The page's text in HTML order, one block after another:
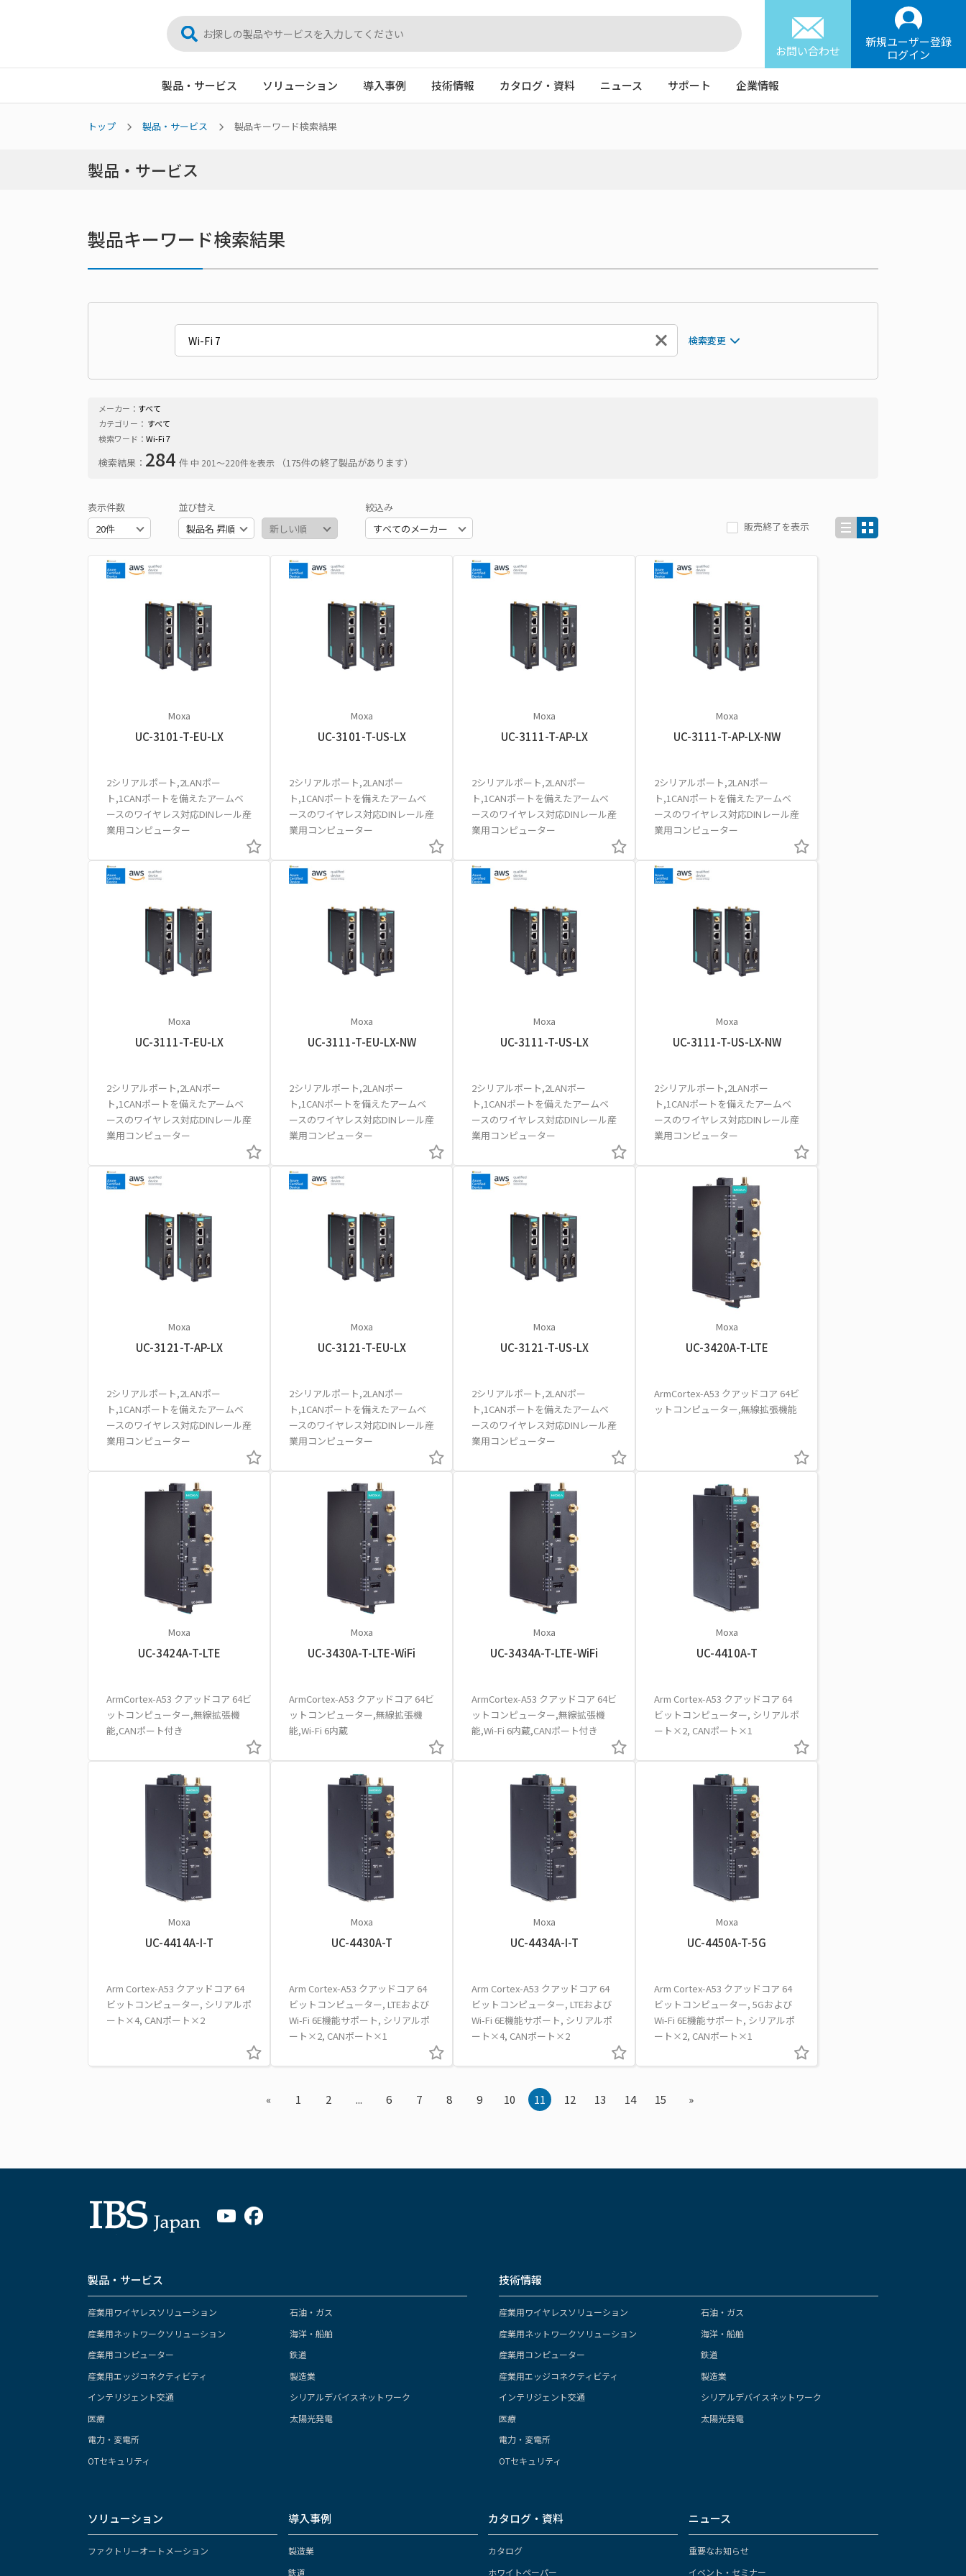
お問い合わせ
新規ユーザー登録
ログイン
製品・サービス ソリューション 導入事例 技術情報 カタログ・資料 ニュース サポート 企業情報
トップ 製品・サービス 製品キーワード検索結果
製品・サービス
製品キーワード検索結果
検索変更
メーカー： すべて
カテゴリー： すべて
検索ワード： Wi-Fi 7
検索結果： 284 件 中 201〜220件を表示 （175件の終了製品があります）
表示件数 並び替え
絞込み
販売終了を表示
Moxa
UC-3101-T-EU-LX
2シリアルポート,2LANポー
ト,1CANポートを備えたアームベ
ースのワイヤレス対応DINレール産
業用コンピューター
Moxa
UC-3101-T-US-LX
2シリアルポート,2LANポー
ト,1CANポートを備えたアームベ
ースのワイヤレス対応DINレール産
業用コンピューター
Moxa
UC-3111-T-AP-LX
2シリアルポート,2LANポー
ト,1CANポートを備えたアームベ
ースのワイヤレス対応DINレール産
業用コンピューター
Moxa
UC-3111-T-AP-LX-NW
2シリアルポート,2LANポー
ト,1CANポートを備えたアームベ
ースのワイヤレス対応DINレール産
業用コンピューター
Moxa
UC-3111-T-EU-LX
2シリアルポート,2LANポー
ト,1CANポートを備えたアームベ
ースのワイヤレス対応DINレール産
業用コンピューター
Moxa
UC-3111-T-EU-LX-NW
2シリアルポート,2LANポー
ト,1CANポートを備えたアームベ
ースのワイヤレス対応DINレール産
業用コンピューター
Moxa
UC-3111-T-US-LX
2シリアルポート,2LANポー
ト,1CANポートを備えたアームベ
ースのワイヤレス対応DINレール産
業用コンピューター
Moxa
UC-3111-T-US-LX-NW
2シリアルポート,2LANポー
ト,1CANポートを備えたアームベ
ースのワイヤレス対応DINレール産
業用コンピューター
Moxa
UC-3121-T-AP-LX
2シリアルポート,2LANポー
ト,1CANポートを備えたアームベ
ースのワイヤレス対応DINレール産
業用コンピューター
Moxa
UC-3121-T-EU-LX
2シリアルポート,2LANポー
ト,1CANポートを備えたアームベ
ースのワイヤレス対応DINレール産
業用コンピューター
Moxa
UC-3121-T-US-LX
2シリアルポート,2LANポー
ト,1CANポートを備えたアームベ
ースのワイヤレス対応DINレール産
業用コンピューター
Moxa
UC-3420A-T-LTE
ArmCortex-A53 クアッドコア 64ビ
ットコンピューター,無線拡張機能
Moxa
UC-3424A-T-LTE
ArmCortex-A53 クアッドコア 64ビ
ットコンピューター,無線拡張機
能,CANポート付き
Moxa
UC-3430A-T-LTE-WiFi
ArmCortex-A53 クアッドコア 64ビ
ットコンピューター,無線拡張機
能,Wi-Fi 6内蔵
Moxa
UC-3434A-T-LTE-WiFi
ArmCortex-A53 クアッドコア 64ビ
ットコンピューター,無線拡張機
能,Wi-Fi 6内蔵,CANポート付き
Moxa
UC-4410A-T
Arm Cortex-A53 クアッドコア 64
ビットコンピューター, シリアルポ
ート×2, CANポート×1
Moxa
UC-4414A-I-T
Arm Cortex-A53 クアッドコア 64
ビットコンピューター, シリアルポ
ート×4, CANポート×2
Moxa
UC-4430A-T
Arm Cortex-A53 クアッドコア 64
ビットコンピューター, LTEおよび
Wi-Fi 6E機能サポート, シリアルポ
ート×2, CANポート×1
Moxa
UC-4434A-I-T
Arm Cortex-A53 クアッドコア 64
ビットコンピューター, LTEおよび
Wi-Fi 6E機能サポート, シリアルポ
ート×4, CANポート×2
Moxa
UC-4450A-T-5G
Arm Cortex-A53 クアッドコア 64
ビットコンピューター, 5Gおよび
Wi-Fi 6E機能サポート, シリアルポ
ート×2, CANポート×1
« 1 2 ... 6 7 8 9 10 11 12 13 14 15 »
製品・サービス
産業用ワイヤレスソリューション
産業用ネットワークソリューション
産業用コンピューター
産業用エッジコネクティビティ
インテリジェント交通
医療
電力・変電所
OTセキュリティ
石油・ガス
海洋・船舶
鉄道
製造業
シリアルデバイスネットワーク
太陽光発電
技術情報
産業用ワイヤレスソリューション
産業用ネットワークソリューション
産業用コンピューター
産業用エッジコネクティビティ
インテリジェント交通
医療
電力・変電所
OTセキュリティ
石油・ガス
海洋・船舶
鉄道
製造業
シリアルデバイスネットワーク
太陽光発電
ソリューション
ファクトリーオートメーション
導入事例
製造業
鉄道
カタログ・資料
カタログ
ホワイトペーパー
ニュース
重要なお知らせ
イベント・セミナー